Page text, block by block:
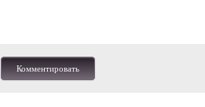
Комментировать